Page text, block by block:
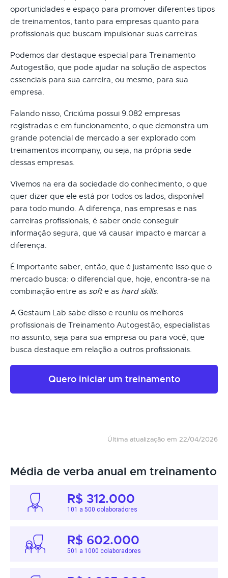
oportunidades e espaço para promover diferentes tipos
de treinamentos, tanto para empresas quanto para
profissionais que buscam impulsionar suas carreiras.
Podemos dar destaque especial para Treinamento
Autogestão, que pode ajudar na solução de aspectos
essenciais para sua carreira, ou mesmo, para sua
empresa.
Falando nisso, Criciúma possui 9.082 empresas
registradas e em funcionamento, o que demonstra um
grande potencial de mercado a ser explorado com
treinamentos incompany, ou seja, na própria sede
dessas empresas.
Vivemos na era da sociedade do conhecimento, o que
quer dizer que ele está por todos os lados, disponível
para todo mundo. A diferença, nas empresas e nas
carreiras profissionais, é saber onde conseguir
informação segura, que vá causar impacto e marcar a
diferença.
É importante saber, então, que é justamente isso que o
mercado busca: o diferencial que, hoje, encontra-se na
combinação entre as softe as hard skills.
A Gestaum Lab sabe disso e reuniu os melhores
profissionais de Treinamento Autogestão, especialistas
no assunto, seja para sua empresa ou para você, que
busca destaque em relação a outros profissionais.
Quero iniciar um treinamento
Última atualização em 22/04/2026
Média de verba anual em treinamento
R$ 312.000
101 a 500 colaboradores
R$ 602.000
501 a 1000 colaboradores